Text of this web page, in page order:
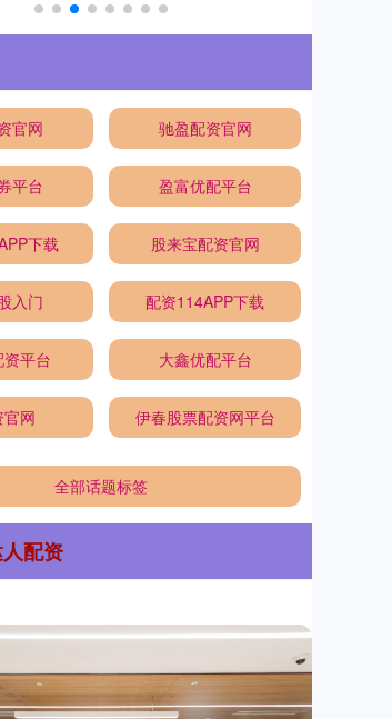
官网 驰盈配资官网
平台 盈富优配平台
下载 股来宝配资官网
入门 配资114APP下载
平台 大鑫优配平台
网 伊春股票配资网平台
全部话题标签
配资